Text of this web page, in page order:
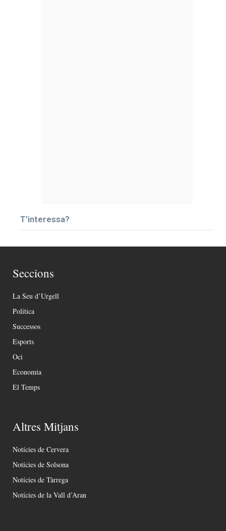
T’interessa?
Seccions
La Seu d’Urgell
Política
Successos
Esports
Oci
Economia
El Temps
Altres Mitjans
Notícies de Cervera
Notícies de Solsona
Notícies de Tàrrega
Notícies de la Vall d’Aran